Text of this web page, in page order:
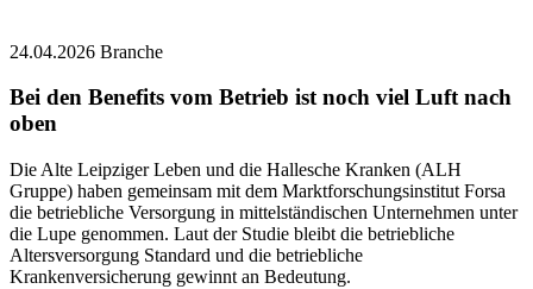
24.04.2026 Branche
Bei den Benefits vom Betrieb ist noch viel Luft nach
oben
Die Alte Leipziger Leben und die Hallesche Kranken (ALH
Gruppe) haben gemeinsam mit dem Marktforschungsinstitut Forsa
die betriebliche Versorgung in mittelständischen Unternehmen unter
die Lupe genommen. Laut der Studie bleibt die betriebliche
Altersversorgung Standard und die betriebliche
Krankenversicherung gewinnt an Bedeutung.